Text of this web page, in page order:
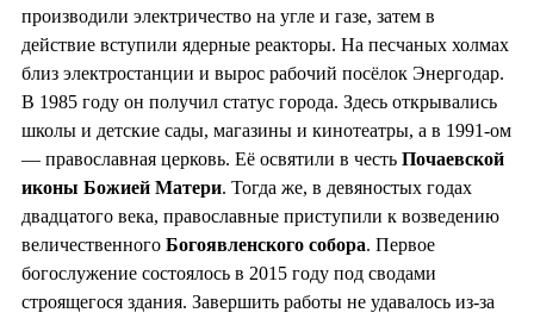
производили электричество на угле и газе, затем в
действие вступили ядерные реакторы. На песчаных холмах
близ электростанции и вырос рабочий посёлок Энергодар.
В 1985 году он получил статус города. Здесь открывались
школы и детские сады, магазины и кинотеатры, а в 1991-ом
— православная церковь. Её освятили в честь Почаевской
иконы Божией Матери. Тогда же, в девяностых годах
двадцатого века, православные приступили к возведению
величественного Богоявленского собора. Первое
богослужение состоялось в 2015 году под сводами
строящегося здания. Завершить работы не удавалось из-за